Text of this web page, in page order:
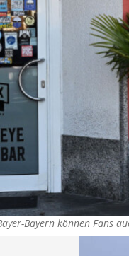
Bayern können Fans